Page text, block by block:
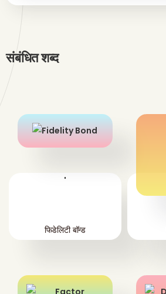
संबंधित शब्द
'
फिडेलिटी बॉन्ड